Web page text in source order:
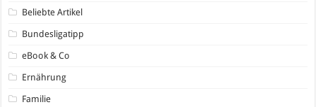
Beliebte Artikel
Bundesligatipp
eBook & Co
Ernährung
Familie